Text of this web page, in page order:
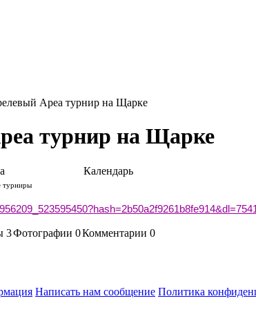
Ареа турнир на Щарке
турнир на Щарке
Календарь
турниры
3Фотографии 0Комментарии 0
Написать нам сообщение Политика